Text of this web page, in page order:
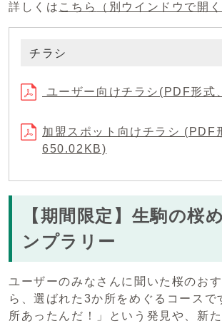
詳しくは こちら （別ウインドウで開く
チラシ
ユーザー向けチラシ(PDF形式
加盟スポット向けチラシ (PDF
650.02KB)
【期間限定】生駒の桜
ンプラリー
ユーザーのみなさんに聞いた桜のお
ら、選ばれた3か所をめぐるコースで
所あったんだ！」という発見や、新